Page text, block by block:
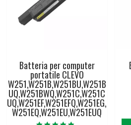
Batteria per computer
portatile CLEVO
W251,W251B,W251BU,W251B
UQ,W251BWQ,W251C,W251C
UQ,W251EF,W251EFQ,W251EG,
W251EQ,W251EU,W251EUQ